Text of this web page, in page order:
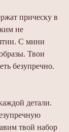
прическу в
не
С мини
Твои
безупречно.
детали.
твой набор